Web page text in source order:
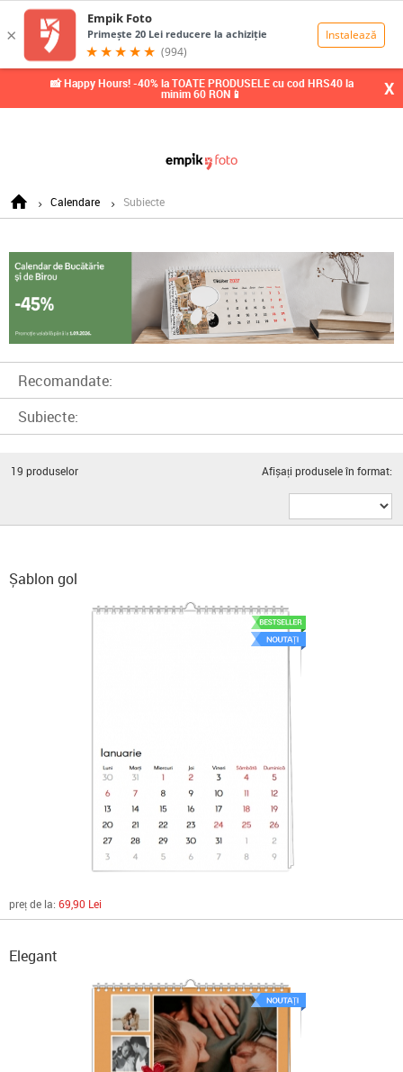
📸 Happy Hours! -40% la TOATE PRODUSELE cu cod HRS40 la
minim 60 RON📱 X
Calendare Subiecte
Recomandate:
Subiecte:
19 produselor Afișați produsele în format:
Șablon gol
preț de la: 69,90 Lei
Elegant